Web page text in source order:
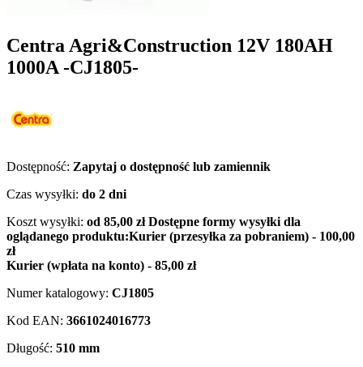
Centra Agri&Construction 12V 180AH
1000A -CJ1805-
Dostępność: Zapytaj o dostępność lub zamiennik
Czas wysyłki: do 2 dni
Koszt wysyłki: od 85,00 złDostępne formy wysyłki dla
oglądanego produktu:Kurier (przesyłka za pobraniem) - 100,00
zł
Kurier (wpłata na konto) - 85,00 zł
Numer katalogowy: CJ1805
Kod EAN: 3661024016773
Długość: 510 mm